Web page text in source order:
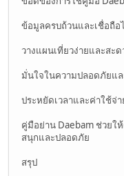
ข้อมูลครบถ้วนและเชื่อถือ
วางแผนเที่ยวง่ายและสะด
มั่นใจในความปลอดภัยแ
ประหยัดเวลาและค่าใช้จ่
คู่มือย่าน Daebam ช่วยใ
สนุกและปลอดภัย
สรุป